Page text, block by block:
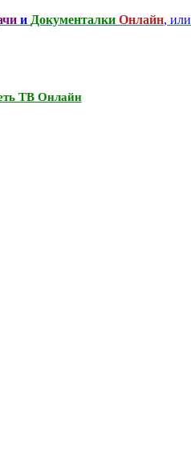
и Документалки Онлайн, или
ТВ Онлайн